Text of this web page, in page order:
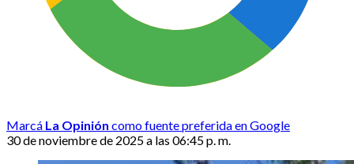
Marcá La Opinión como fuente preferida en Google
30 de noviembre de 2025 a las 06:45 p. m.